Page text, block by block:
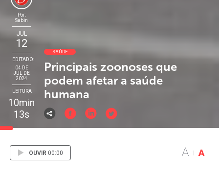
SAÚDE
Principais zoonoses que
podem afetar a saúde
humana
Por:
Sabin
JUL
12
EDITADO:
04 DE
JUL DE
2024
LEITURA
10min
13s
OUVIR 00:00 A A